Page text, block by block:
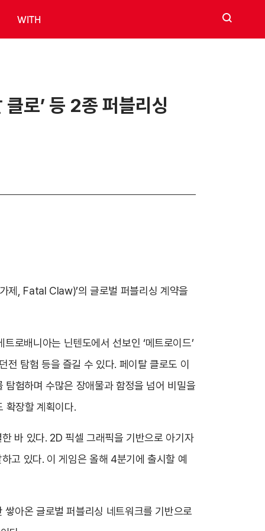
WITH 검색
로’ 등 2종 퍼블리싱
제, Fatal Claw)’의 글로벌 퍼블리싱 계약을
로배니아는 닌텐도에서 선보인 ‘메트로이드’
전 탐험 등을 즐길 수 있다. 페이탈 클로도 이
탐험하며 수많은 장애물과 함정을 넘어 비밀을
확장할 계획이다.
바 있다. 2D 픽셀 그래픽을 기반으로 아기자
고 있다. 이 게임은 올해 4분기에 출시할 예
아온 글로벌 퍼블리싱 네트워크를 기반으로